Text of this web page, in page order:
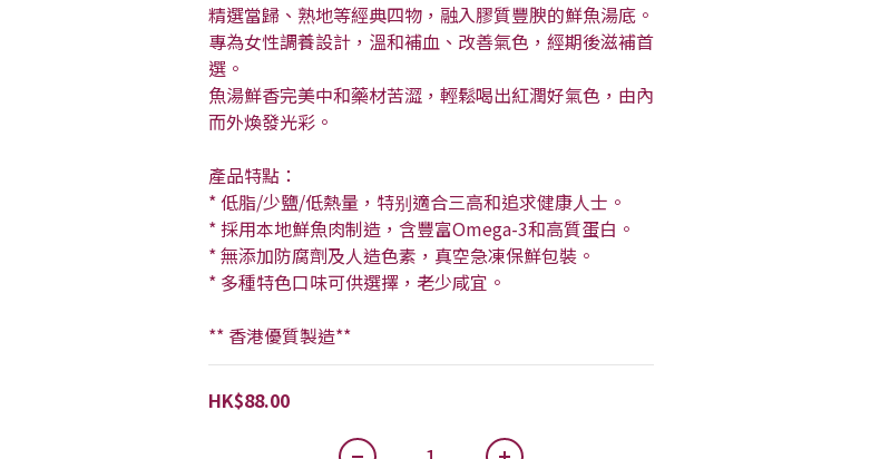
精選當歸、熟地等經典四物，融入膠質豐腴的鮮魚湯底。
專為女性調養設計，溫和補血、改善氣色，經期後滋補首
選。
魚湯鮮香完美中和藥材苦澀，輕鬆喝出紅潤好氣色，由內
而外煥發光彩。
產品特點：
* 低脂/少鹽/低熱量，特别適合三高和追求健康人士。
* 採用本地鮮魚肉制造，含豐富Omega-3和高質蛋白。
* 無添加防腐劑及人造色素，真空急凍保鮮包裝。
* 多種特色口味可供選擇，老少咸宜。
** 香港優質製造**
HK$88.00